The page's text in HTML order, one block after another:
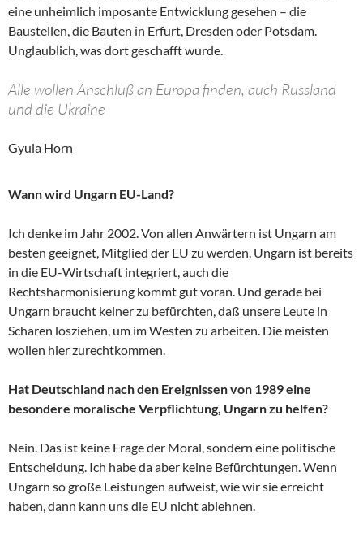
eine unheimlich imposante Entwicklung gesehen – die
Baustellen, die Bauten in Erfurt, Dresden oder Potsdam.
Unglaublich, was dort geschafft wurde.
Alle wollen Anschluß an Europa finden, auch Russland
und die Ukraine
Gyula Horn
Wann wird Ungarn EU-Land?
Ich denke im Jahr 2002. Von allen Anwärtern ist Ungarn am
besten geeignet, Mitglied der EU zu werden. Ungarn ist bereits
in die EU-Wirtschaft integriert, auch die
Rechtsharmonisierung kommt gut voran. Und gerade bei
Ungarn braucht keiner zu befürchten, daß unsere Leute in
Scharen losziehen, um im Westen zu arbeiten. Die meisten
wollen hier zurechtkommen.
Hat Deutschland nach den Ereignissen von 1989 eine
besondere moralische Verpflichtung, Ungarn zu helfen?
Nein. Das ist keine Frage der Moral, sondern eine politische
Entscheidung. Ich habe da aber keine Befürchtungen. Wenn
Ungarn so große Leistungen aufweist, wie wir sie erreicht
haben, dann kann uns die EU nicht ablehnen.